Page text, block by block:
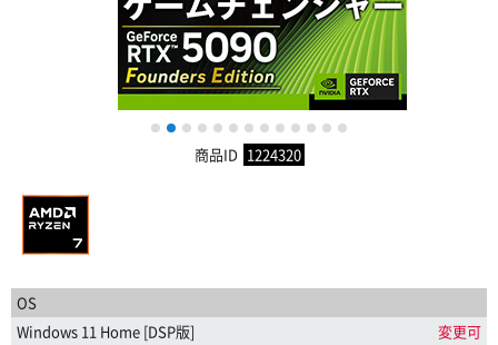
1 2 3 4 5 6 7 8 9 10 11 12
商品ID 1224320
OS
Windows 11 Home [DSP版]
変更可